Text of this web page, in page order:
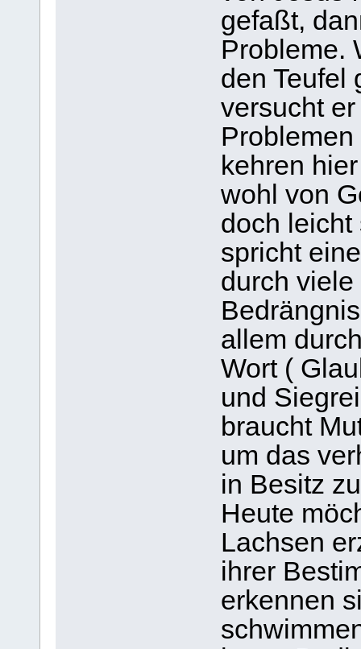
gefaßt,
Probleme.
den Teufel
versucht
kehren
wohl von
doch
spricht
durch
allem
Wort (
und
braucht
um das
in Besitz
Heute
Lachsen
ihrer
erkennen